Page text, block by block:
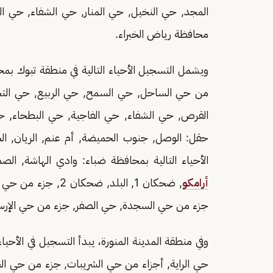
المجد, حي النخيل, حي المنار, حي الشفاء, حي
محافظة رياض الخبراء.
ويشمل التسجيل الأحياء التالية في منطقة تبوك
من حي الساحل, حي السمح, حي الربيع, حي
القرص, حي الشفاء, حي الفاجية, حي البطحاء, حي
حقل: الوصل, جنوب الحميضة, أم عنم, الريان,
الأحياء التالية بمحافظة ضباء: وادي الهاشة, الصمدة, عيانه 2, المقيطع, الغال,
أرامكو
, ضحكان 1, البلد,
جزء من حي السجدة, حي الصفر, جزء من حي
وفي منطقة المدينة المنورة، يبدأ التسجيل في
حي الراية, أجزاء من حي الشريبات, جزء من حي